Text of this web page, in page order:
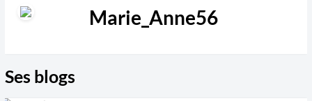
Marie_Anne56
Ses blogs